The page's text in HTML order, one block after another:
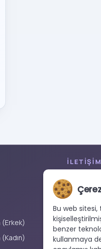
İLETIŞIM
Merkez
No:141
Bu web
benzer
kullanmaya